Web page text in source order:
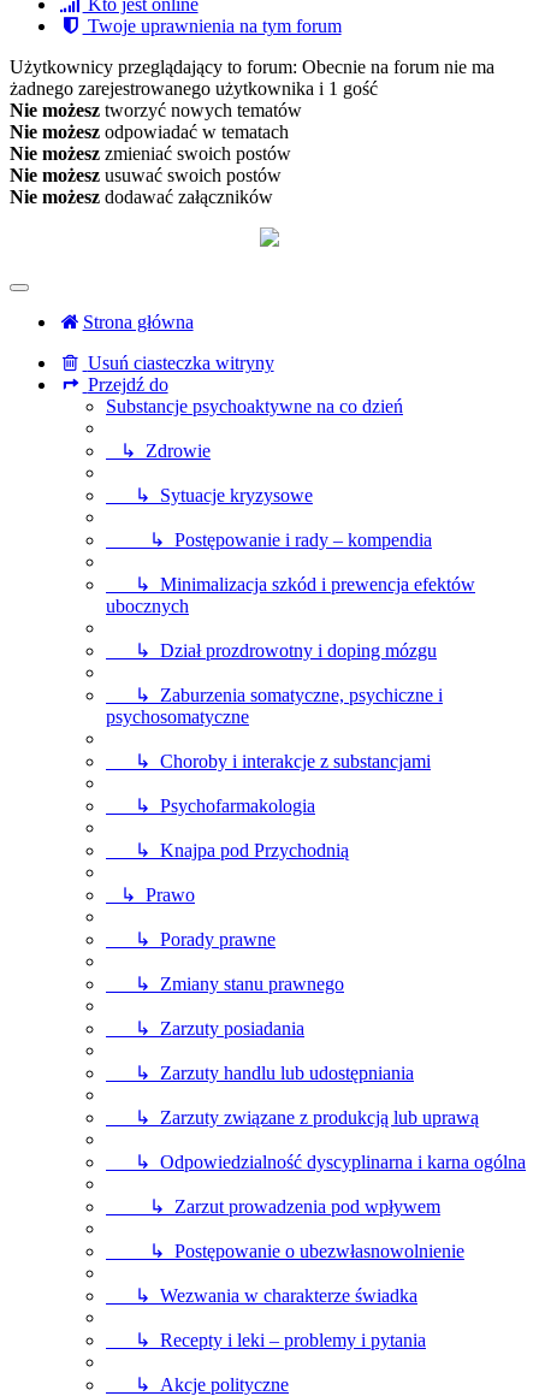
Twoje uprawnienia na tym forum
Użytkownicy przeglądający to forum: Obecnie na forum nie ma
żadnego zarejestrowanego użytkownika i 1 gość
Nie możesz tworzyć nowych tematów
Nie możesz odpowiadać w tematach
Nie możesz zmieniać swoich postów
Nie możesz usuwać swoich postów
Nie możesz dodawać załączników
Strona główna
Usuń ciasteczka witryny
Przejdź do
Substancje psychoaktywne na co dzień
↳ Zdrowie
↳ Sytuacje kryzysowe
↳ Postępowanie i rady – kompendia
↳ Minimalizacja szkód i prewencja efektów
ubocznych
↳ Dział prozdrowotny i doping mózgu
↳ Zaburzenia somatyczne, psychiczne i
psychosomatyczne
↳ Choroby i interakcje z substancjami
↳ Psychofarmakologia
↳ Knajpa pod Przychodnią
↳ Prawo
↳ Porady prawne
↳ Zmiany stanu prawnego
↳ Zarzuty posiadania
↳ Zarzuty handlu lub udostępniania
↳ Zarzuty związane z produkcją lub uprawą
↳ Odpowiedzialność dyscyplinarna i karna ogólna
↳ Zarzut prowadzenia pod wpływem
↳ Postępowanie o ubezwłasnowolnienie
↳ Wezwania w charakterze świadka
↳ Recepty i leki – problemy i pytania
↳ Akcje polityczne